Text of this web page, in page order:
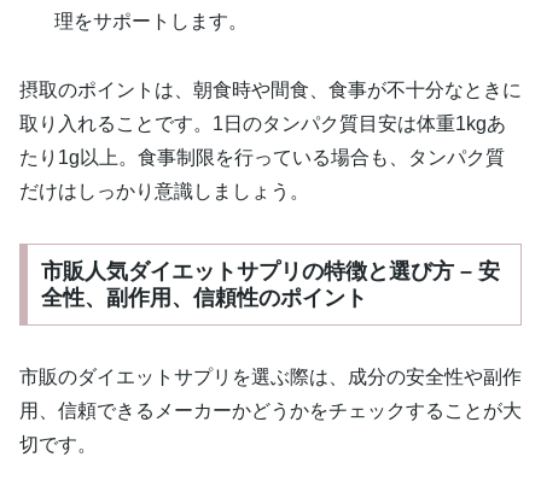
理をサポートします。
摂取のポイントは、朝食時や間食、食事が不十分なときに
取り入れることです。1日のタンパク質目安は体重1kgあ
たり1g以上。食事制限を行っている場合も、タンパク質
だけはしっかり意識しましょう。
市販人気ダイエットサプリの特徴と選び方 – 安
全性、副作用、信頼性のポイント
市販のダイエットサプリを選ぶ際は、成分の安全性や副作
用、信頼できるメーカーかどうかをチェックすることが大
切です。